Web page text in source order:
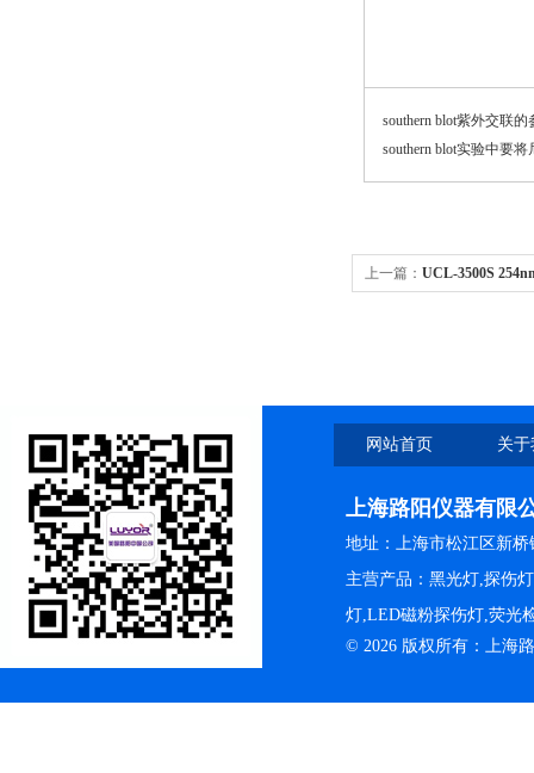
southern blot紫外交联的
southern blot实验中要
上一篇： UCL-3500S
网站首页 关
上海路阳仪器有限
地址：上海市松江区新桥
主营产品：黑光灯,探伤
灯,LED磁粉探伤灯,荧光
© 2026 版权所有：上海